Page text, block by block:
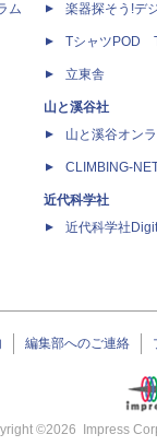
ム 楽器探そう!デ
TシャツPOD
立東舎
山と溪谷社
山と溪谷オン
CLIMBING-
近代科学社
近代科学社
編集部へのご連絡
©2026 Impress